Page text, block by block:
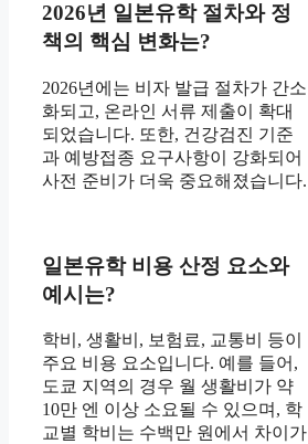
2026년 일본유학 절차와 정
책의 핵심 변화는?
2026년에는 비자 발급 절차가 간소
화되고, 온라인 서류 제출이 확대
되었습니다. 또한, 건강검진 기준
과 예방접종 요구사항이 강화되어
사전 준비가 더욱 중요해졌습니다.
일본유학 비용 산정 요소와
예시는?
학비, 생활비, 보험료, 교통비 등이
주요 비용 요소입니다. 예를 들어,
도쿄 지역의 경우 월 생활비가 약
10만 엔 이상 소요될 수 있으며, 학
교별 학비는 수백만 원에서 차이가